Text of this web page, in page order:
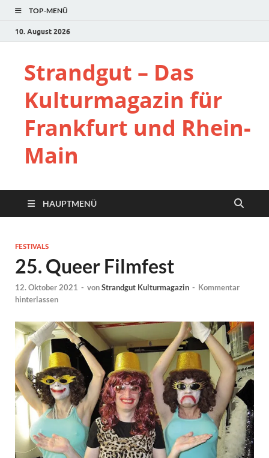
TOP-MENÜ
10. August 2026
Strandgut – Das
Kulturmagazin für
Frankfurt und Rhein-
Main
HAUPTMENÜ
FESTIVALS
25. Queer Filmfest
12. Oktober 2021 - vonStrandgut Kulturmagazin - Kommentar
hinterlassen